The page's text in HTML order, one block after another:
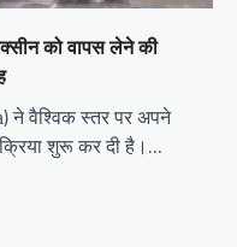
को वापस लेने की
ने वैश्विक स्तर पर अपने
शुरू कर दी है।…